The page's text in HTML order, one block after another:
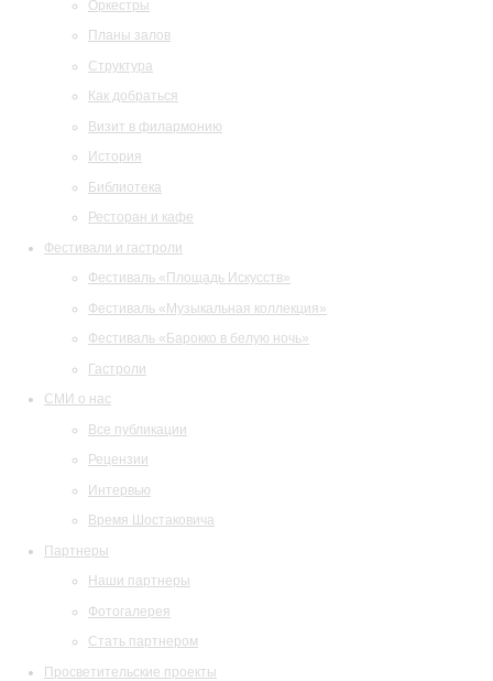
Оркестры
Планы залов
Структура
Как добраться
Визит в филармонию
История
Библиотека
Ресторан и кафе
Фестивали и гастроли
Фестиваль «Площадь Искусств»
Фестиваль «Музыкальная коллекция»
Фестиваль «Барокко в белую ночь»
Гастроли
СМИ о нас
Все публикации
Рецензии
Интервью
Время Шостаковича
Партнеры
Наши партнеры
Фотогалерея
Стать партнером
Просветительские проекты